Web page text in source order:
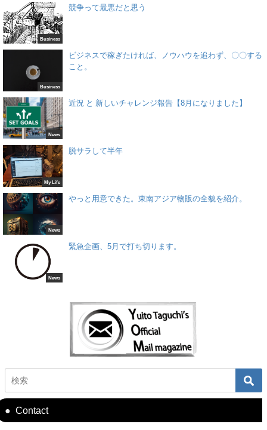
Business
競争って最悪だと思う
Business
ビジネスで稼ぎたければ、ノウハウを追わず、〇〇する
こと。
News
近況 と 新しいチャレンジ報告【8月になりました】
My Life
脱サラして半年
News
やっと用意できた。東南アジア物販の全貌を紹介。
News
緊急企画、5月で打ち切ります。
Contact